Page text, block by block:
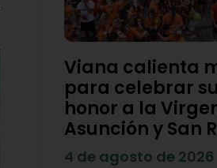
Viana calienta
para celebrar
honor a la
Asunción y San
4 de agosto de 2026